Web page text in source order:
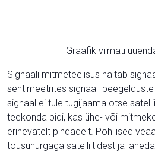
Graafik viimati
Signaali mitmeteelisus näitab
sentimeetrites signaali
signaal ei tule tugijaama otse
teekonda pidi, kas ühe- või
erinevatelt pindadelt. Põhilised
tõusunurgaga satelliitidest ja